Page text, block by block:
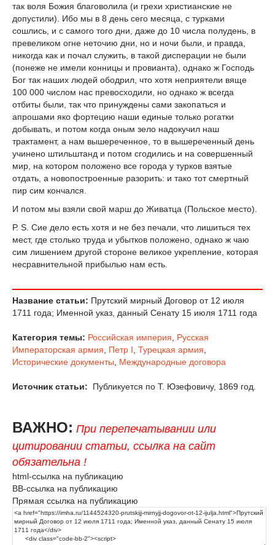
так воля Божия благоволила (и грехи христианские не
допустили). Ибо мы в 8 день сего месяца, с турками
сошлись, и с самого того дни, даже до 10 числа полудень, в
превеликом огне неточию дни, но и ночи были, и правда,
никогда как и почал служить, в такой дисперации не были
(понеже не имели конницы и провианта), однако ж Господь
Бог так наших людей ободрил, что хотя неприятели вяще
100 000 числом нас превосходили, но однако ж всегда
отбиты были, так что принуждены сами закопаться и
апрошами яко фортецию наши единые только рогатки
добывать, и потом когда оным зело надокучил наш
трактамент, а нам вышереченное, то в вышереченный день
учинено штильштанд и потом сгодились и на совершенный
мир, на котором положено все города у турков взятые
отдать, а новопостроенные разорить: и тако тот смертный
пир сим кончался.
И потом мы взяли свой марш до Живатца (Польское место).
Р. S. Сие дело есть хотя и не без печали, что лишиться тех
мест, где столько труда и убытков положено, однако ж чаю
сим лишением другой стороне великое укрепление, которая
несравнительной прибылью нам есть.
Название статьи: Прутский мирный Договор от 12 июля
1711 года; Именной указ, данный Сенату 15 июля 1711 года
Категория темы: Российская империя
Русская
Императорская армия
Петр I Турецкая армия
Исторические документы
Международные договора
Источник статьи: Публикуется по Т. Юзефовичу, 1869 год.
ВАЖНО: При перепечатывании или
цитировании статьи, ссылка на сайт
обязательна !
html-ссылка на публикацию
BB-ссылка на публикацию
Прямая ссылка на публикацию